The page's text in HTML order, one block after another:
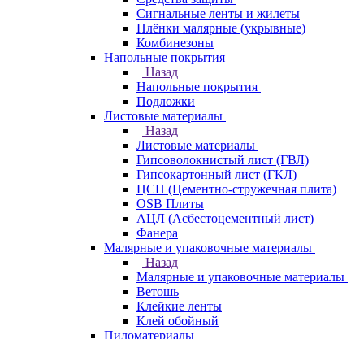
Сигнальные ленты и жилеты
Плёнки малярные (укрывные)
Комбинезоны
Напольные покрытия
Назад
Напольные покрытия
Подложки
Листовые материалы
Назад
Листовые материалы
Гипсоволокнистый лист (ГВЛ)
Гипсокартонный лист (ГКЛ)
ЦСП (Цементно-стружечная плита)
OSB Плиты
АЦЛ (Асбестоцементный лист)
Фанера
Малярные и упаковочные материалы
Назад
Малярные и упаковочные материалы
Ветошь
Клейкие ленты
Клей обойный
Пиломатериалы